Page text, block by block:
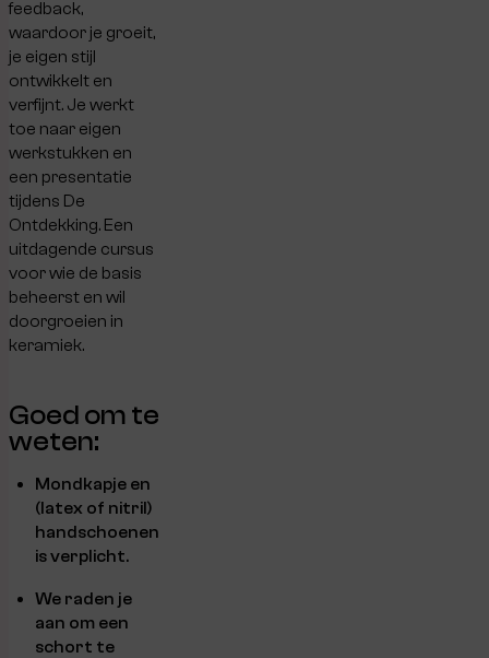
feedback,
waardoor je groeit,
je eigen stijl
ontwikkelt en
verfijnt. Je werkt
toe naar eigen
werkstukken en
een presentatie
tijdens De
Ontdekking. Een
uitdagende cursus
voor wie de basis
beheerst en wil
doorgroeien in
keramiek.
Goed om te
weten:
Mondkapje en
(latex of nitril)
handschoenen
is verplicht.
We raden je
aan om een
schort te